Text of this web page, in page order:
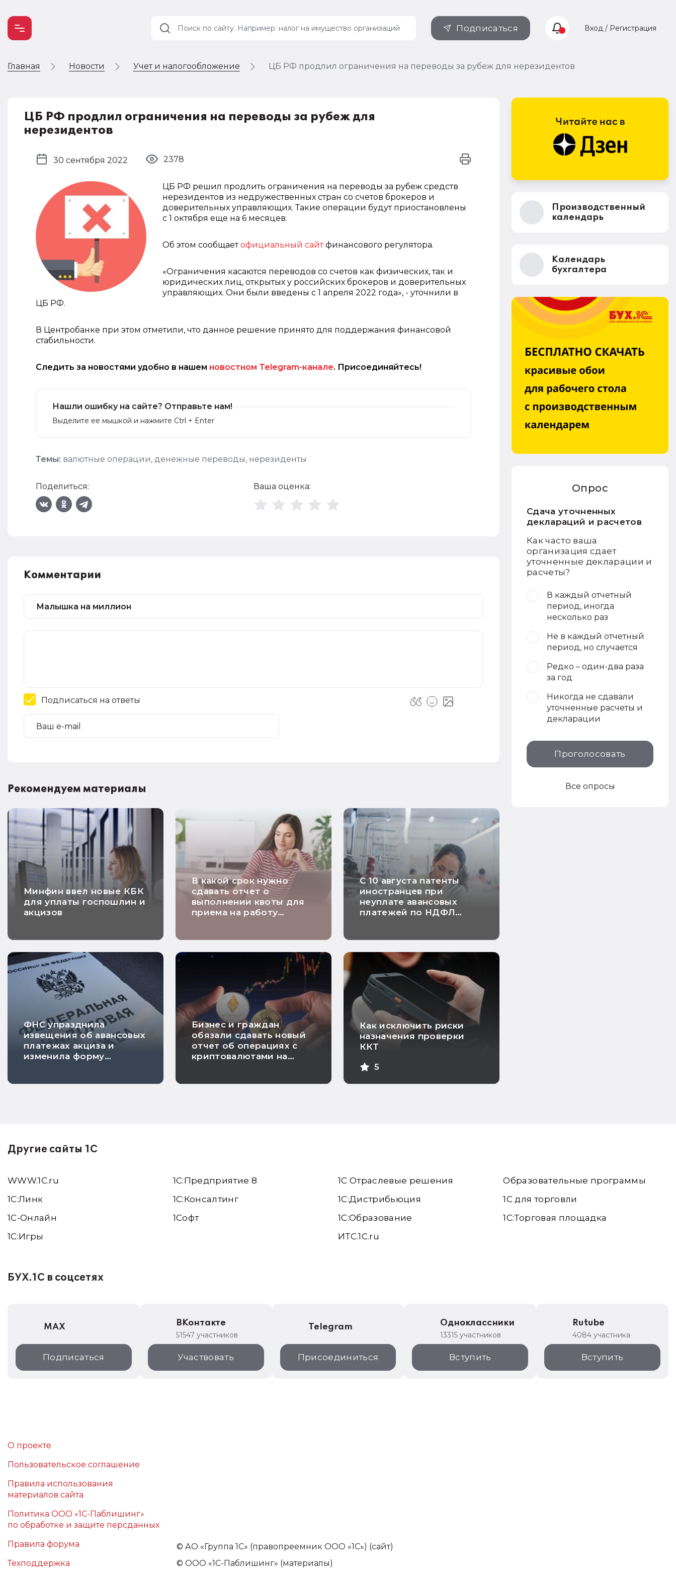
Подписаться Вход / Регистрация
Главная Новости Учет и налогообложение ЦБ РФ продлил ограничения на переводы за рубеж для нерезидентов
ЦБ РФ продлил ограничения на переводы за рубеж для
нерезидентов
30 сентября 2022 2378
ЦБ РФ решил продлить ограничения на переводы за рубеж средств
нерезидентов из недружественных стран со счетов брокеров и
доверительных управляющих. Такие операции будут приостановлены
с 1 октября еще на 6 месяцев.
Об этом сообщаетофициальный сайтфинансового регулятора.
«Ограничения касаются переводов со счетов как физических, так и
юридических лиц, открытых у российских брокеров и доверительных
управляющих. Они были введены с 1 апреля 2022 года», - уточнили в
ЦБ РФ.
В Центробанке при этом отметили, что данное решение принято для поддержания финансовой
стабильности.
Следить за новостями удобно в нашем новостном Telegram-канале. Присоединяйтесь!
Нашли ошибку на сайте? Отправьте нам!
Выделите ее мышкой и нажмите Ctrl + Enter
Темы: валютные операции, денежные переводы, нерезиденты
Поделиться: Ваша оценка:
Комментарии
Подписаться на ответы
Рекомендуем материалы
Минфин ввел новые КБК
для уплаты госпошлин и
акцизов
В какой срок нужно
сдавать отчет о
выполнении квоты для
приема на работу
С 10 августа патенты
иностранцев при
неуплате авансовых
платежей по НДФЛ
ФНС упразднила
извещения об авансовых
платежах акциза и
изменила форму
Бизнес и граждан
обязали сдавать новый
отчет об операциях с
криптовалютами на
Как исключить риски
назначения проверки
ККТ
5
Производственный
календарь
Календарь
бухгалтера
Опрос
Сдача уточненных
деклараций и расчетов
Как часто ваша
организация сдает
уточненные декларации и
расчеты?
В каждый отчетный
период, иногда
несколько раз
Не в каждый отчетный
период, но случается
Редко – один-два раза
за год
Никогда не сдавали
уточненные расчеты и
декларации
Проголосовать
Все опросы
Другие сайты 1С
WWW.1С.ru
1С:Линк
1С-Онлайн
1C:Игры
1С:Предприятие 8
1С:Консалтинг
1Софт
1С Отраслевые решения
1С:Дистрибьюция
1С:Образование
ИТС.1C.ru
Образовательные программы
1С для торговли
1С:Торговая площадка
БУХ.1С в соцсетях
MAX
Подписаться
ВКонтакте
51547 участников
Участвовать
Telegram
Присоединиться
Одноклассники
13315 участников
Вступить
Rutube
4084 участника
Вступить
О проекте
Пользовательское соглашение
Правила использования
материалов сайта
Политика ООО «1С-Паблишинг»
по обработке и защите персданных
Правила форума
Техподдержка
© АО «Группа 1С» (правопреемник ООО «1С») (сайт)
© ООО «1С-Паблишинг» (материалы)
Учет и